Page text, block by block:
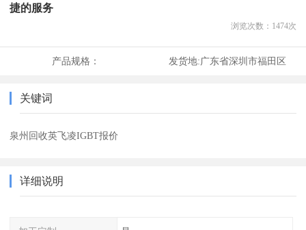
捷的服务
浏览次数： 1474次
产品规格： 发货地:广东省深圳市福田区
关键词
泉州回收英飞凌IGBT报价
详细说明